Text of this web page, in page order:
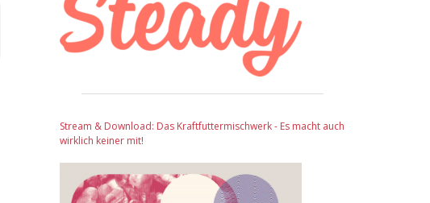
Stream & Download: Das Kraftfuttermischwerk - Es macht auch
wirklich keiner mit!